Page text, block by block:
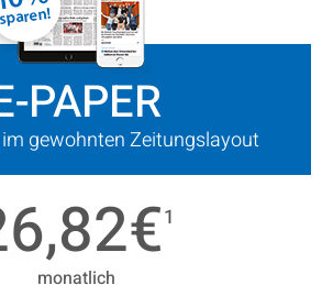
PAPER
gewohnten Zeitungslayout
1
monatlich